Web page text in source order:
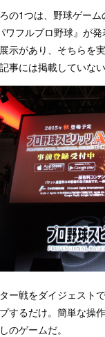
の1つは、野球ゲー
フルプロ野球』が
示があり、そちらを
事には掲載していない
ー戦をダイジェスト
するだけ。簡単な操
のゲームだ。